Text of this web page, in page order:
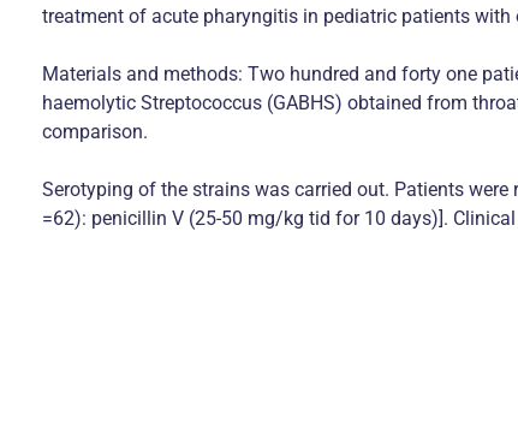
treatment of acute pharyngitis in pediatric patients with
Materials and methods: Two hundred and forty one
haemolytic Streptococcus (GABHS) obtained from
comparison.
Serotyping of the strains was carried out. Patients
=62): penicillin V (25-50 mg/kg tid for 10 days)].